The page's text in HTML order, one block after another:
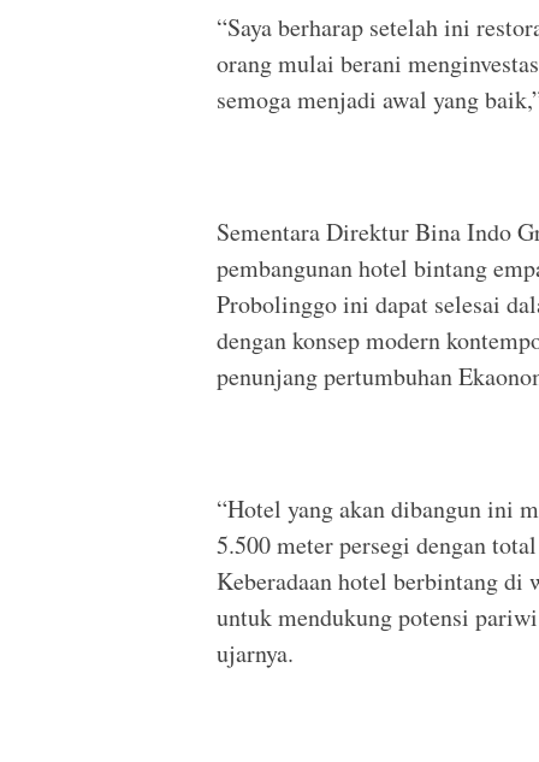
“Saya berharap setelah ini
orang mulai berani
semoga menjadi awal yang
Sementara Direktur Bina Indo
pembangunan hotel bintang
Probolinggo ini dapat selesai
dengan konsep modern
penunjang pertumbuhan
“Hotel yang akan dibangun ini
5.500 meter persegi dengan
Keberadaan hotel berbintang di
untuk mendukung potensi
ujarnya.